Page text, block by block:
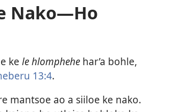
Nako—Ho
ke le hlomphehe har’a bohle,
13:4.
mantsoe ao a siiloe ke nako.